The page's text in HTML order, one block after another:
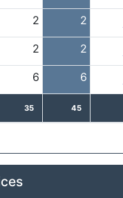
2 2
2 2
6 6
35 45